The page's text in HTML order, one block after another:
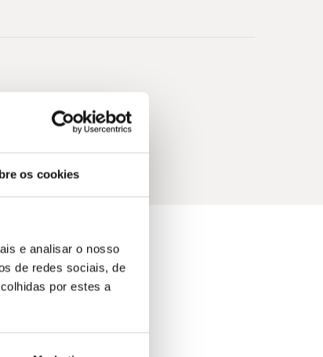
os cookies
e analisar o nosso
de redes sociais, de
por estes a